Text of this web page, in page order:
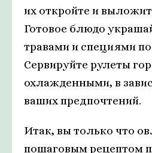
их откройте и
Готовое блюдо
травами и специями
Сервируйте рулеты
охлажденными, в
ваших предпочтений.
Итак, вы только что
пошаговым рецептом